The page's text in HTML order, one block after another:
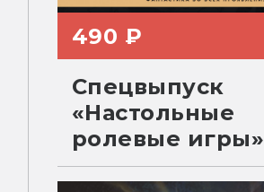
490 ₽
Спецвыпуск
«Настольные
ролевые игры»